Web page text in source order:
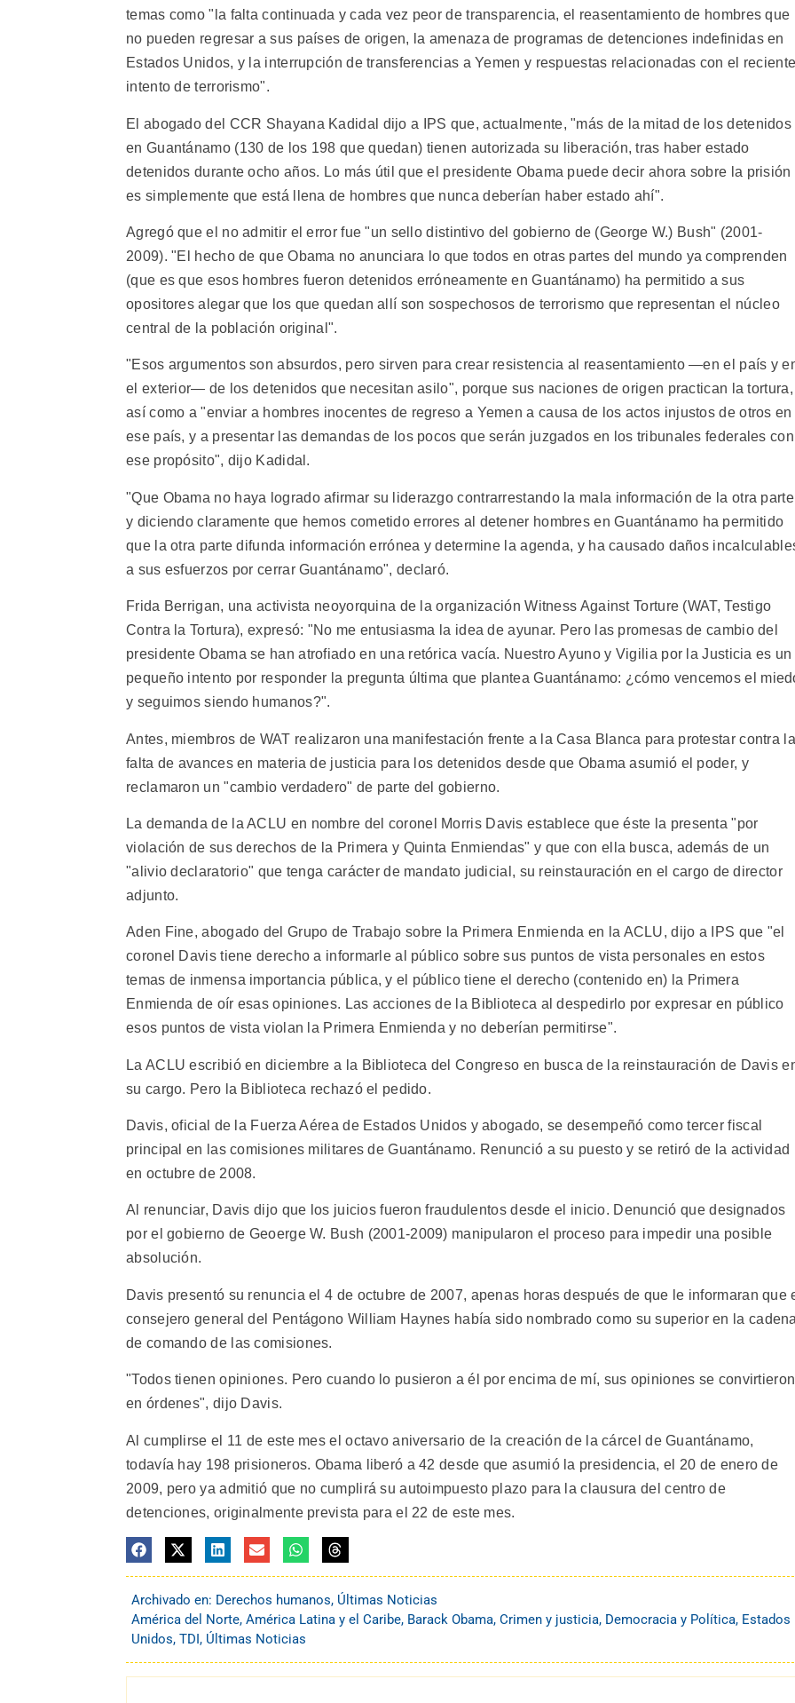
temas como "la falta continuada y cada vez peor de transparencia, el reasentamiento de hombres que
no pueden regresar a sus países de origen, la amenaza de programas de detenciones indefinidas en
Estados Unidos, y la interrupción de transferencias a Yemen y respuestas relacionadas con el
intento de terrorismo".
El abogado del CCR Shayana Kadidal dijo a IPS que, actualmente, "más de la mitad de los detenidos
en Guantánamo (130 de los 198 que quedan) tienen autorizada su liberación, tras haber estado
detenidos durante ocho años. Lo más útil que el presidente Obama puede decir ahora sobre la prisión
es simplemente que está llena de hombres que nunca deberían haber estado ahí".
Agregó que el no admitir el error fue "un sello distintivo del gobierno de (George W.) Bush" (2001-
2009). "El hecho de que Obama no anunciara lo que todos en otras partes del mundo ya comprenden
(que es que esos hombres fueron detenidos erróneamente en Guantánamo) ha permitido a sus
opositores alegar que los que quedan allí son sospechosos de terrorismo que representan el núcleo
central de la población original".
"Esos argumentos son absurdos, pero sirven para crear resistencia al reasentamiento —en el país y
el exterior— de los detenidos que necesitan asilo", porque sus naciones de origen practican la tortura,
así como a "enviar a hombres inocentes de regreso a Yemen a causa de los actos injustos de otros en
ese país, y a presentar las demandas de los pocos que serán juzgados en los tribunales federales con
ese propósito", dijo Kadidal.
"Que Obama no haya logrado afirmar su liderazgo contrarrestando la mala información de la otra parte
y diciendo claramente que hemos cometido errores al detener hombres en Guantánamo ha permitido
que la otra parte difunda información errónea y determine la agenda, y ha causado daños
a sus esfuerzos por cerrar Guantánamo", declaró.
Frida Berrigan, una activista neoyorquina de la organización Witness Against Torture (WAT, Testigo
Contra la Tortura), expresó: "No me entusiasma la idea de ayunar. Pero las promesas de cambio del
presidente Obama se han atrofiado en una retórica vacía. Nuestro Ayuno y Vigilia por la Justicia es un
pequeño intento por responder la pregunta última que plantea Guantánamo: ¿cómo vencemos el
y seguimos siendo humanos?".
Antes, miembros de WAT realizaron una manifestación frente a la Casa Blanca para protestar contra la
falta de avances en materia de justicia para los detenidos desde que Obama asumió el poder, y
reclamaron un "cambio verdadero" de parte del gobierno.
La demanda de la ACLU en nombre del coronel Morris Davis establece que éste la presenta "por
violación de sus derechos de la Primera y Quinta Enmiendas" y que con ella busca, además de un
"alivio declaratorio" que tenga carácter de mandato judicial, su reinstauración en el cargo de director
adjunto.
Aden Fine, abogado del Grupo de Trabajo sobre la Primera Enmienda en la ACLU, dijo a IPS que "el
coronel Davis tiene derecho a informarle al público sobre sus puntos de vista personales en estos
temas de inmensa importancia pública, y el público tiene el derecho (contenido en) la Primera
Enmienda de oír esas opiniones. Las acciones de la Biblioteca al despedirlo por expresar en público
esos puntos de vista violan la Primera Enmienda y no deberían permitirse".
La ACLU escribió en diciembre a la Biblioteca del Congreso en busca de la reinstauración de Davis
su cargo. Pero la Biblioteca rechazó el pedido.
Davis, oficial de la Fuerza Aérea de Estados Unidos y abogado, se desempeñó como tercer fiscal
principal en las comisiones militares de Guantánamo. Renunció a su puesto y se retiró de la actividad
en octubre de 2008.
Al renunciar, Davis dijo que los juicios fueron fraudulentos desde el inicio. Denunció que designados
por el gobierno de Geoerge W. Bush (2001-2009) manipularon el proceso para impedir una posible
absolución.
Davis presentó su renuncia el 4 de octubre de 2007, apenas horas después de que le informaran que
consejero general del Pentágono William Haynes había sido nombrado como su superior en la
de comando de las comisiones.
"Todos tienen opiniones. Pero cuando lo pusieron a él por encima de mí, sus opiniones se convirtieron
en órdenes", dijo Davis.
Al cumplirse el 11 de este mes el octavo aniversario de la creación de la cárcel de Guantánamo,
todavía hay 198 prisioneros. Obama liberó a 42 desde que asumió la presidencia, el 20 de enero de
2009, pero ya admitió que no cumplirá su autoimpuesto plazo para la clausura del centro de
detenciones, originalmente prevista para el 22 de este mes.
Archivado en: Derechos humanos, Últimas Noticias
América del Norte, América Latina y el Caribe, Barack Obama, Crimen y justicia, Democracia y Política, Estados
Unidos, TDI, Últimas Noticias